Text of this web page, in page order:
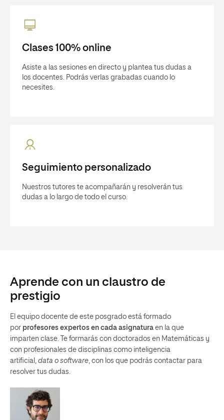
Clases 100% online
Asiste a las sesiones en directo y plantea tus dudas a
los docentes. Podrás verlas grabadas cuando lo
necesites.
Seguimiento personalizado
Nuestros tutores te acompañarán y resolverán tus
dudas a lo largo de todo el curso.
Aprende con un claustro de
prestigio
El equipo docente de este posgrado está formado
por profesores expertos en cada asignatura en la que
imparten clase. Te formarás con doctorados en Matemáticas y
con profesionales de disciplinas como inteligencia
artificial, data o software, con los que podrás contactar para
resolver tus dudas.